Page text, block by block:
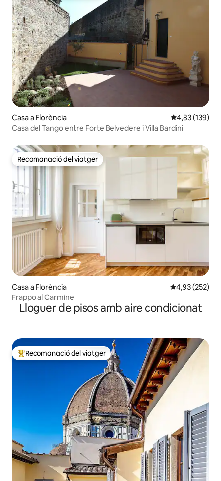
Casa a Florència 4,83 de
4,83 (139)
Casa del Tango entre Forte Belvedere i Villa Bardini
Recomanació del viatger
Recomanació del viatger
Casa a Florència 4,93 de
4,93 (252)
Frappo al Carmine
Lloguer de pisos amb aire condicionat
Principals recomanacions dels viatgers
Recomanació del viatger